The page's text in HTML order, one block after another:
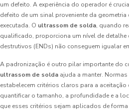
um defeito. A experiência do operador é
defeito de um sinal proveniente da
executada. O ultrassom de solda, quando
qualificado, proporciona um nível de
destrutivos (ENDs) não conseguem igualar
A padronização é outro pilar importante do
ultrassom de solda ajuda a manter.
estabelecem critérios claros para a
quantificar o tamanho, a profundidade e a
que esses critérios sejam aplicados de